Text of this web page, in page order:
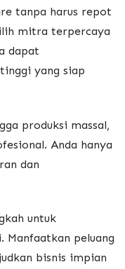
tanpa harus repot
mitra terpercaya
dapat
yang siap
produksi massal,
Anda hanya
dan
untuk
Manfaatkan peluang
bisnis impian